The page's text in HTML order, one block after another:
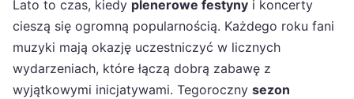
Lato to czas, kiedy plenerowe festyny i koncerty
cieszą się ogromną popularnością. Każdego roku fani
muzyki mają okazję uczestniczyć w licznych
wydarzeniach, które łączą dobrą zabawę z
wyjątkowymi inicjatywami. Tegoroczny sezon